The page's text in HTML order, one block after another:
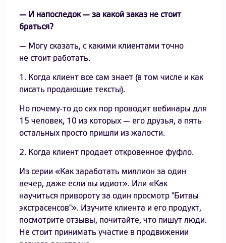
— И напоследок — за какой заказ не стоит
браться?
— Могу сказать, с какими клиентами точно
не стоит работать.
1. Когда клиент все сам знает (в том числе и как
писать продающие тексты).
Но почему-то до сих пор проводит вебинары для
15 человек, 10 из которых — его друзья, а пять
остальных просто пришли из жалости.
2. Когда клиент продает откровенное фуфло.
Из серии «Как заработать миллион за один
вечер, даже если вы идиот». Или «Как
научиться привороту за один просмотр "Битвы
экстрасенсов"». Изучите клиента и его продукт,
посмотрите отзывы, почитайте, что пишут люди.
Не стоит принимать участие в продвижении